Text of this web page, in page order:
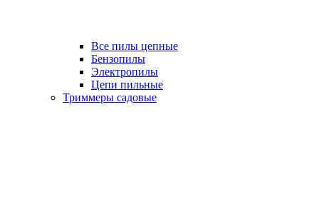
Все пилы цепные
Бензопилы
Электропилы
Цепи пильные
Триммеры садовые